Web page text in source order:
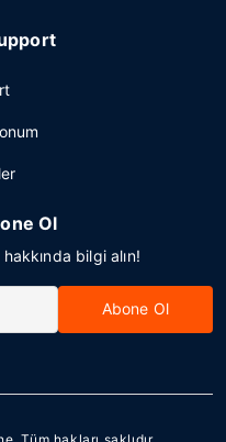
Ol
bilgi alın!
Abone Ol